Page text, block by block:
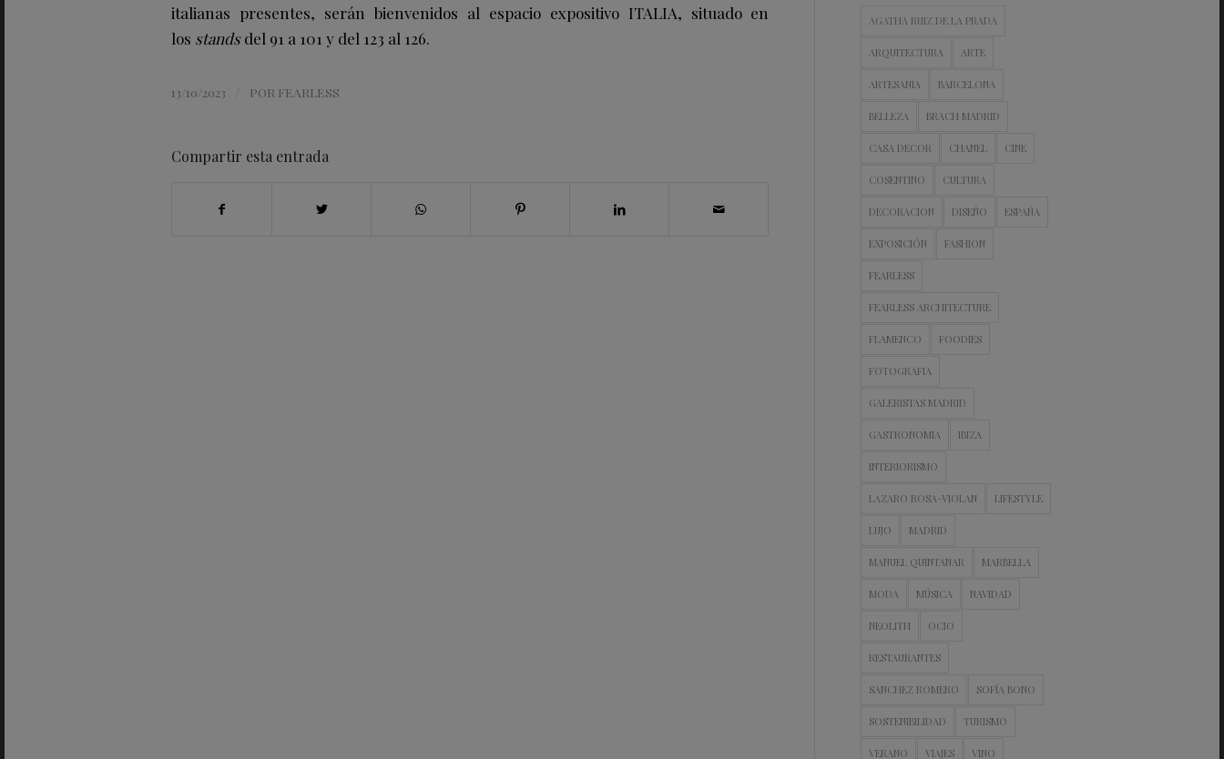
italianas presentes, serán bienvenidos al espacio expositivo ITALIA, situado en
los standsdel 91 a 101 y del 123 al 126.
13/10/2023 POR FEARLESS
Compartir esta entrada
AGATHA RUIZ DE LA PRADA
ARQUITECTURA ARTE
ARTESANIA BARCELONA
BELLEZA BRACH MADRID
CASA DECOR CHANEL CINE
COSENTINO CULTURA
DECORACION DISEÑO ESPAÑA
EXPOSICIÓN FASHION
FEARLESS
FEARLESS ARCHITECTURE
FLAMENCO FOODIES
FOTOGRAFIA
GALERISTAS MADRID
GASTRONOMIA IBIZA
INTERIORISMO
LAZARO ROSA-VIOLAN LIFESTYLE
LUJO MADRID
MANUEL QUINTANAR MARBELLA
MODA MÚSICA NAVIDAD
NEOLITH OCIO
RESTAURANTES
SANCHEZ ROMERO SOFÍA BONO
SOSTENIBILIDAD TURISMO
VERANO VIAJES VINO